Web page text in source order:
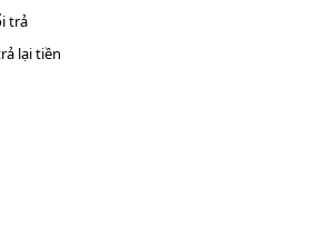
trả
lại tiền